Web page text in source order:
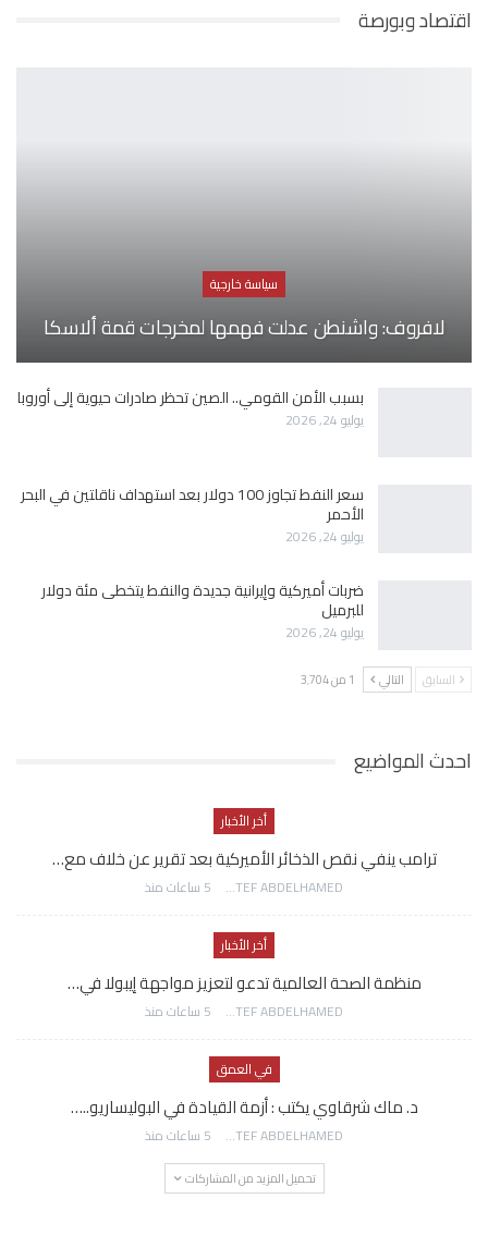
اقتصاد وبورصة
سياسة خارجية
لافروف: واشنطن عدلت فهمها لمخرجات قمة ألاسكا
بسبب الأمن القومي.. الصين تحظر صادرات حيوية إلى أوروبا
يوليو 24, 2026
سعر النفط تجاوز 100 دولار بعد استهداف ناقلتين في البحر
الأحمر
يوليو 24, 2026
ضربات أميركية وإيرانية جديدة والنفط يتخطى مئة دولار
للبرميل
يوليو 24, 2026
السابق التالي 1 من 3٬704
احدث المواضيع
أخر الأخبار
ترامب ينفي نقص الذخائر الأميركية بعد تقرير عن خلاف مع…
AWATEF ABDELHAMED 5 ساعات منذ
أخر الأخبار
منظمة الصحة العالمية تدعو لتعزيز مواجهة إيبولا في…
AWATEF ABDELHAMED 5 ساعات منذ
في العمق
د. ماك شرقاوي يكتب : أزمة القيادة في البوليساريو..…
AWATEF ABDELHAMED 5 ساعات منذ
تحميل المزيد من المشاركات